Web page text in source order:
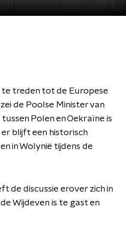
te treden tot de Europese
de Poolse Minister van
Polen en Oekraïne is
er blijft een historisch
in Wolynië tijdens de
de discussie erover zich in
Wijdeven is te gast en